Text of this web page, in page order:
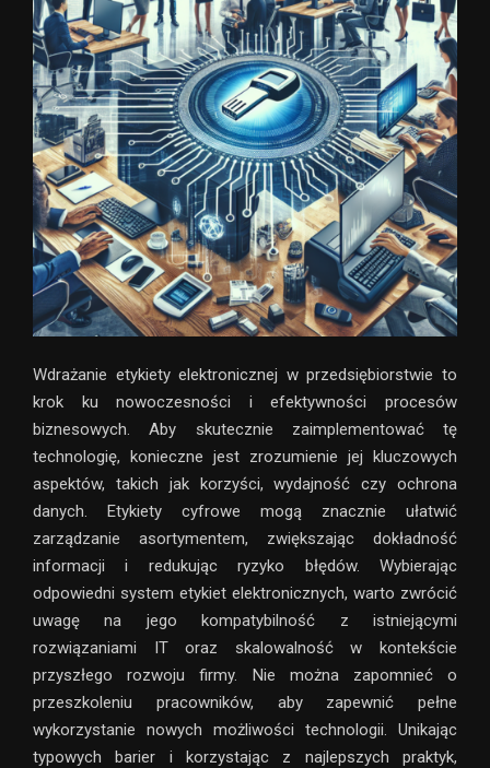
Wdrażanie etykiety elektronicznej w przedsiębiorstwie to
krok ku nowoczesności i efektywności procesów
biznesowych. Aby skutecznie zaimplementować tę
technologię, konieczne jest zrozumienie jej kluczowych
aspektów, takich jak korzyści, wydajność czy ochrona
danych. Etykiety cyfrowe mogą znacznie ułatwić
zarządzanie asortymentem, zwiększając dokładność
informacji i redukując ryzyko błędów. Wybierając
odpowiedni system etykiet elektronicznych, warto zwrócić
uwagę na jego kompatybilność z istniejącymi
rozwiązaniami IT oraz skalowalność w kontekście
przyszłego rozwoju firmy. Nie można zapomnieć o
przeszkoleniu pracowników, aby zapewnić pełne
wykorzystanie nowych możliwości technologii. Unikając
typowych barier i korzystając z najlepszych praktyk,